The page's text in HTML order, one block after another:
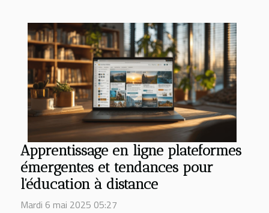
Apprentissage en ligne plateformes
émergentes et tendances pour
l'éducation à distance
Mardi 6 mai 2025 05:27